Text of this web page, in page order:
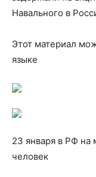
Навального в
Этот материал
языке
23 января в РФ на
человек